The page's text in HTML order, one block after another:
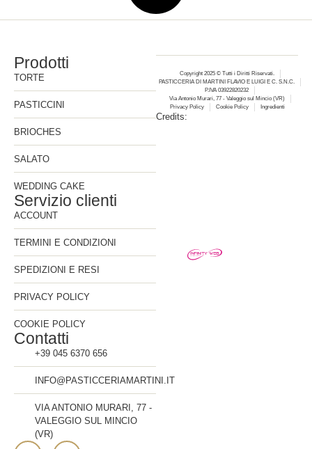
Prodotti
TORTE
PASTICCINI
BRIOCHES
SALATO
WEDDING CAKE
Servizio clienti
ACCOUNT
TERMINI E CONDIZIONI
SPEDIZIONI E RESI
PRIVACY POLICY
COOKIE POLICY
Contatti
+39 045 6370 656
INFO@PASTICCERIAMARTINI.IT
VIA ANTONIO MURARI, 77 -
VALEGGIO SUL MINCIO
(VR)
Copyright 2025 © Tutti i Diritti Riservati.
PASTICCERIA DI MARTINI FLAVIO E LUIGI E C. S.N.C.
P.IVA 03922820232
Via Antonio Murari, 77 - Valeggio sul Mincio (VR)
Privacy Policy
Cookie Policy Ingredienti
Credits: